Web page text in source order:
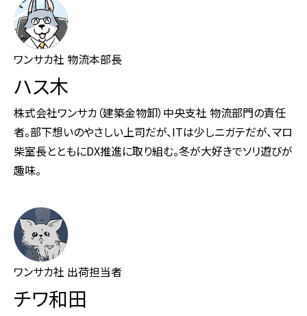
ワンサカ社 物流本部長
ハス木
株式会社ワンサカ（建築金物卸）中央支社 物流部門の責任
者。部下想いのやさしい上司だが、ITは少しニガテだが、マロ
柴室長とともにDX推進に取り組む。冬が大好きでソリ遊びが
趣味。
ワンサカ社 出荷担当者
チワ和田